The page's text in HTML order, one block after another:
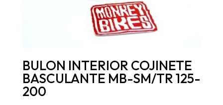
BULON INTERIOR COJINETE
BASCULANTE MB-SM/TR 125-
200